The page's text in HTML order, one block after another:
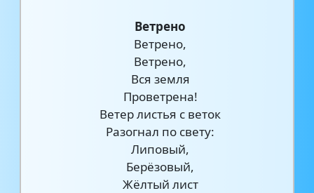
Ветрено
Ветрено,
Ветрено,
Вся земля
Проветрена!
Ветер листья с веток
Разогнал по свету:
Липовый,
Берёзовый,
Жёлтый лист